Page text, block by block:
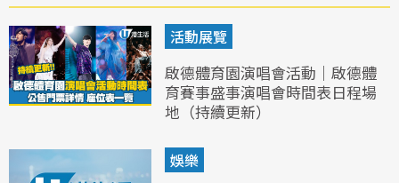
活動展覽
啟德體育園演唱會活動｜啟德體
育賽事盛事演唱會時間表日程場
地（持續更新）
娛樂